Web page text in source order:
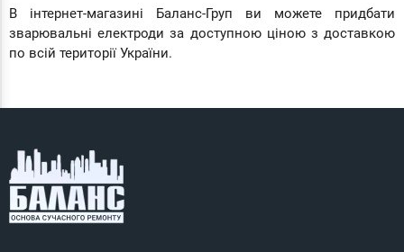
В інтернет-магазині Баланс-Груп ви можете придбати
зварювальні електроди за доступною ціною з доставкою
по всій території України.